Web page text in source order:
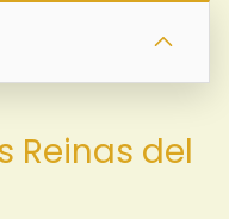
Reinas del